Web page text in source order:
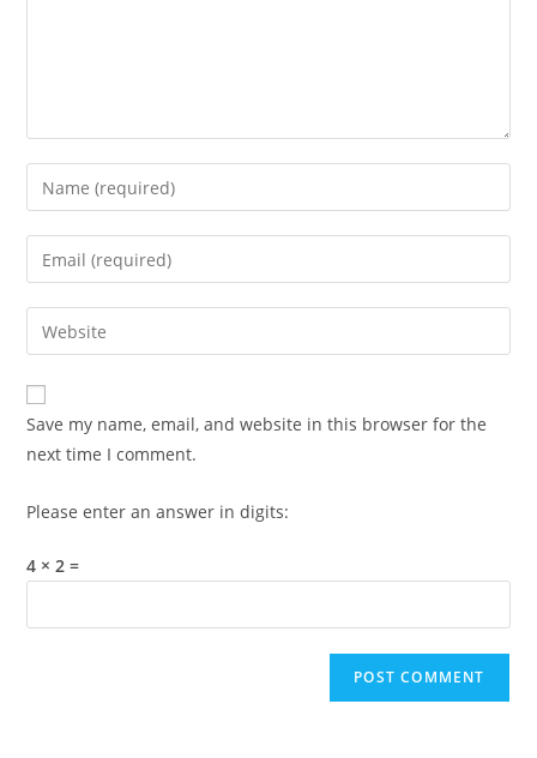
Enter
your
name
comment
Enter
your
email
address
comment
Enter
your
website
URL
(optional)
Save my name, email, and website in this browser for the
next time I comment.
Please enter an answer in digits:
4 × 2 =